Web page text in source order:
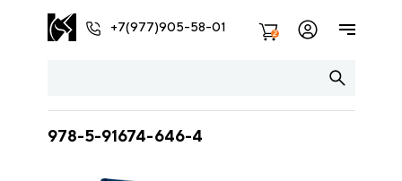
+7(977)905-58-01 2
978-5-91674-646-4